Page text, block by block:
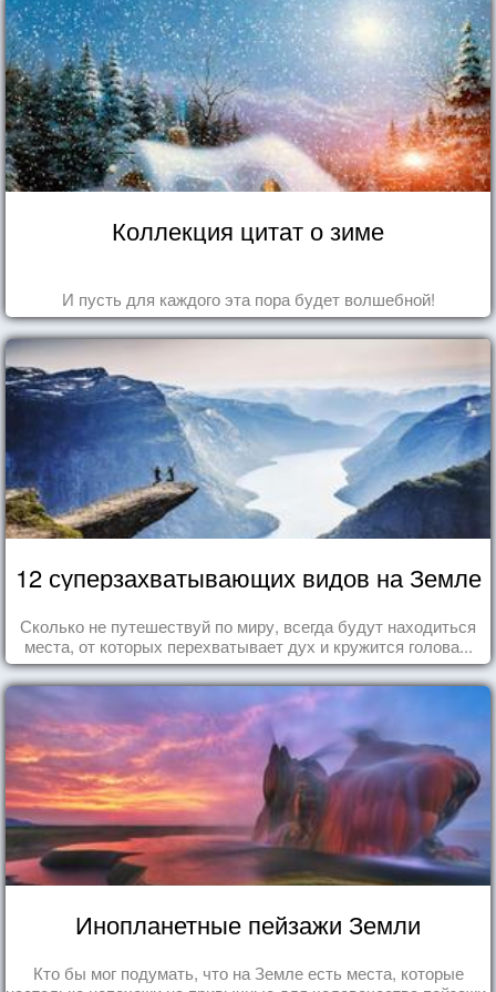
Коллекция цитат о зиме
И пусть для каждого эта пора будет волшебной!
12 суперзахватывающих видов на Земле
Сколько не путешествуй по миру, всегда будут находиться
места, от которых перехватывает дух и кружится голова...
Инопланетные пейзажи Земли
Кто бы мог подумать, что на Земле есть места, которые